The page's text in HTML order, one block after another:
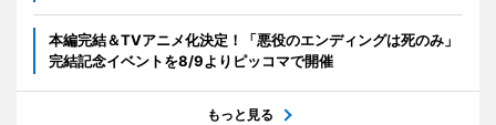
本編完結＆TVアニメ化決定！「悪役のエンディングは死のみ」
完結記念イベントを8/9よりピッコマで開催
もっと見る